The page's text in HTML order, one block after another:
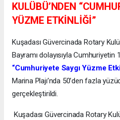
KULÜBÜ’NDEN
YÜZME ETKİNLİĞİ”
Kuşadası Güvercinada Rotary
Bayramı dolayısıyla Cumhuriyetin
“Cumhuriyete Saygı Yüzme
Marina Plajı’nda 50’den fazla
gerçekleştirildi.
Kuşadası Güvercinada Rotary